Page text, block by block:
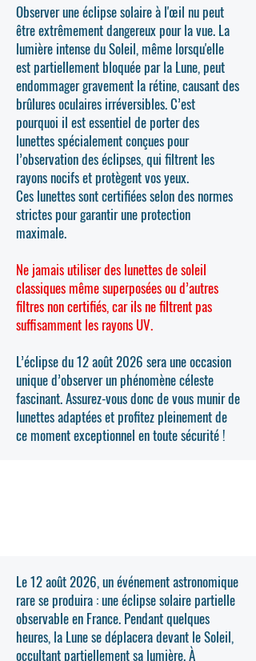
Observer une éclipse solaire à l'œil nu peut
être extrêmement dangereux pour la vue. La
lumière intense du Soleil, même lorsqu'elle
est partiellement bloquée par la Lune, peut
endommager gravement la rétine, causant des
brûlures oculaires irréversibles. C’est
pourquoi il est essentiel de porter des
lunettes spécialement conçues pour
l’observation des éclipses, qui filtrent les
rayons nocifs et protègent vos yeux.
Ces lunettes sont certifiées selon des normes
strictes pour garantir une protection
maximale.
Ne jamais utiliser des lunettes de soleil
classiques même superposées ou d’autres
filtres non certifiés, car ils ne filtrent pas
suffisamment les rayons UV.
L’éclipse du 12 août 2026 sera une occasion
unique d’observer un phénomène céleste
fascinant. Assurez-vous donc de vous munir de
lunettes adaptées et profitez pleinement de
ce moment exceptionnel en toute sécurité !
Le 12 août 2026, un événement astronomique
rare se produira : une éclipse solaire partielle
observable en France. Pendant quelques
heures, la Lune se déplacera devant le Soleil,
occultant partiellement sa lumière. À